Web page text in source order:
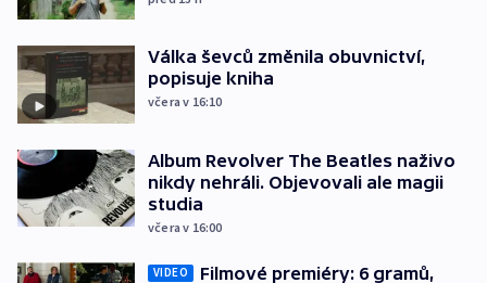
Válka ševců změnila obuvnictví,
popisuje kniha
včera v 16:10
Album Revolver The Beatles naživo
nikdy nehráli. Objevovali ale magii
studia
včera v 16:00
VIDEO
Filmové premiéry: 6 gramů,